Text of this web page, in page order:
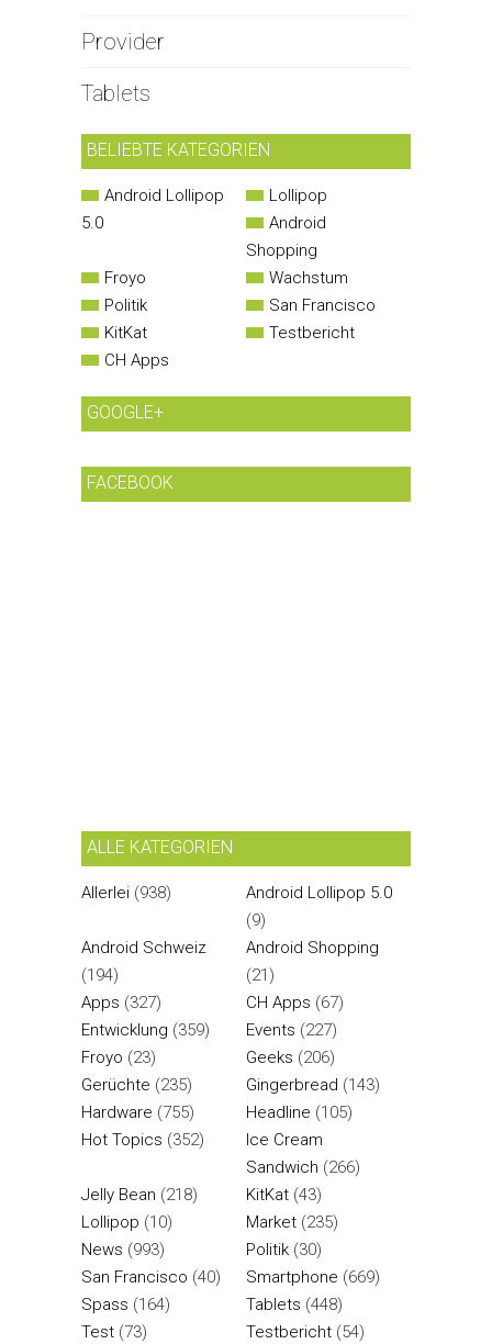
Provider
Tablets
BELIEBTE KATEGORIEN
Android Lollipop
5.0
Lollipop
Android
Shopping
Froyo
Wachstum
Politik
San Francisco
KitKat
Testbericht
CH Apps
GOOGLE+
FACEBOOK
ALLE KATEGORIEN
Allerlei (938)
Android Lollipop 5.0
(9)
Android Schweiz
(194)
Android Shopping
(21)
Apps (327) CH Apps (67)
Entwicklung (359) Events (227)
Froyo (23) Geeks (206)
Gerüchte (235) Gingerbread (143)
Hardware (755) Headline (105)
Hot Topics (352)
Ice Cream
Sandwich (266)
Jelly Bean (218) KitKat (43)
Lollipop (10) Market (235)
News (993) Politik (30)
San Francisco (40) Smartphone (669)
Spass (164) Tablets (448)
Test (73) Testbericht (54)